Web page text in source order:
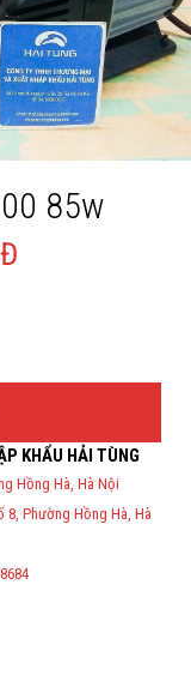
85w
2025/NĐ-CP về việc
cấp dịch vụ cho
họ tên, địa chỉ, mã
KHẨU HẢI TÙNG
Hồng Hà, Hà Nội
8, Phường Hồng Hà, Hà
kiện
Phụ kiện
Phụ kiện
Koi